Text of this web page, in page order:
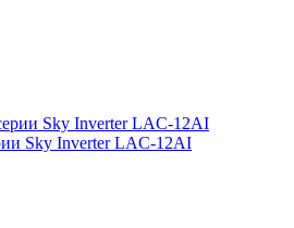
Sky Inverter LAC-12AI